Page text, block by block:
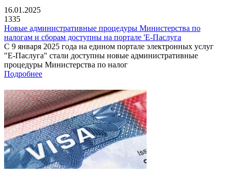
16.01.2025
1335
Новые административные процедуры Министерства по
налогам и сборам доступны на портале 'Е-Паслуга
С 9 января 2025 года на едином портале электронных услуг
"Е-Паслуга" стали доступны новые административные
процедуры Министерства по налог
Подробнее